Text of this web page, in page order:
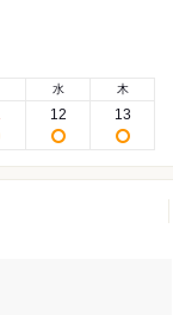
水
12
木
13